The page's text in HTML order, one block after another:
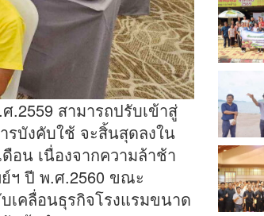
.2559 สามารถปรับเข้าสู่
รบังคับใช้ จะสิ้นสุดลงใน
อน เนื่องจากความล้าช้า
ฯ ปี พ.ศ.2560 ขณะ
เคลื่อนธุรกิจโรงแรมขนาด